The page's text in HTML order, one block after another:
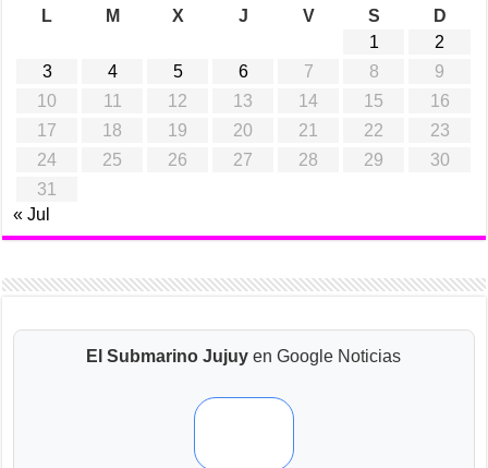
L
M X J V S
D
1
2
3
4 5 6 7 8
9
10
11 12 13 14 15
16
17
18 19 20 21 22
23
24
25 26 27 28 29
30
31
« Jul
El Submarino Jujuy en Google Noticias